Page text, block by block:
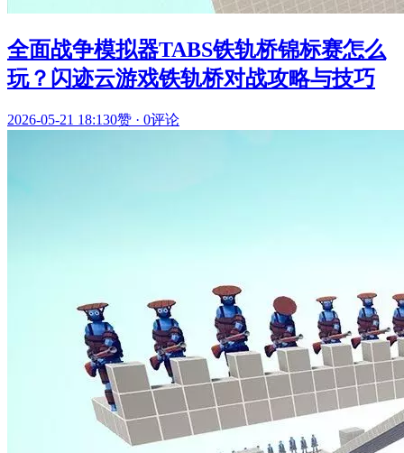
全面战争模拟器TABS铁轨桥锦标赛怎么
玩？闪迹云游戏铁轨桥对战攻略与技巧
2026-05-21 18:130赞 · 0评论